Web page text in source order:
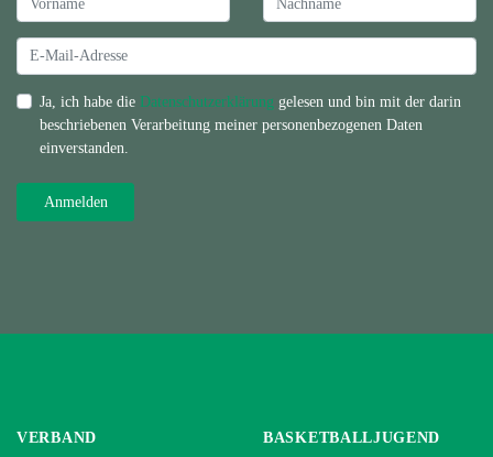
Ja, ich habe die Datenschutzerklärung gelesen und bin mit der darin
beschriebenen Verarbeitung meiner personenbezogenen Daten
einverstanden.
VERBAND
BASKETBALLJUGEND